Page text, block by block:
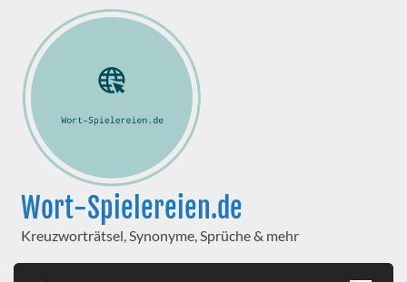
Wort-Spielereien.de
Kreuzworträtsel, Synonyme, Sprüche & mehr